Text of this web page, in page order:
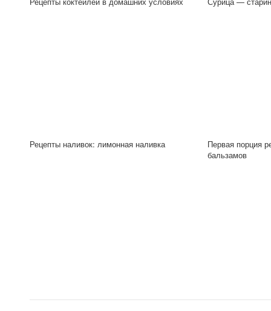
Рецепты наливок: лимонная наливка
Первая порция
бальзамов